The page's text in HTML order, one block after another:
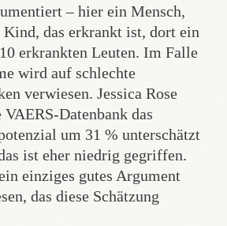
– hier ein Mensch,
Kind, das erkrankt ist, dort ein
erkrankten Leuten. Im Falle
wird auf schlechte
verwiesen. Jessica Rose
VAERS-Datenbank das
um 31 % unterschätzt
ist eher niedrig gegriffen.
einziges gutes Argument
das diese Schätzung